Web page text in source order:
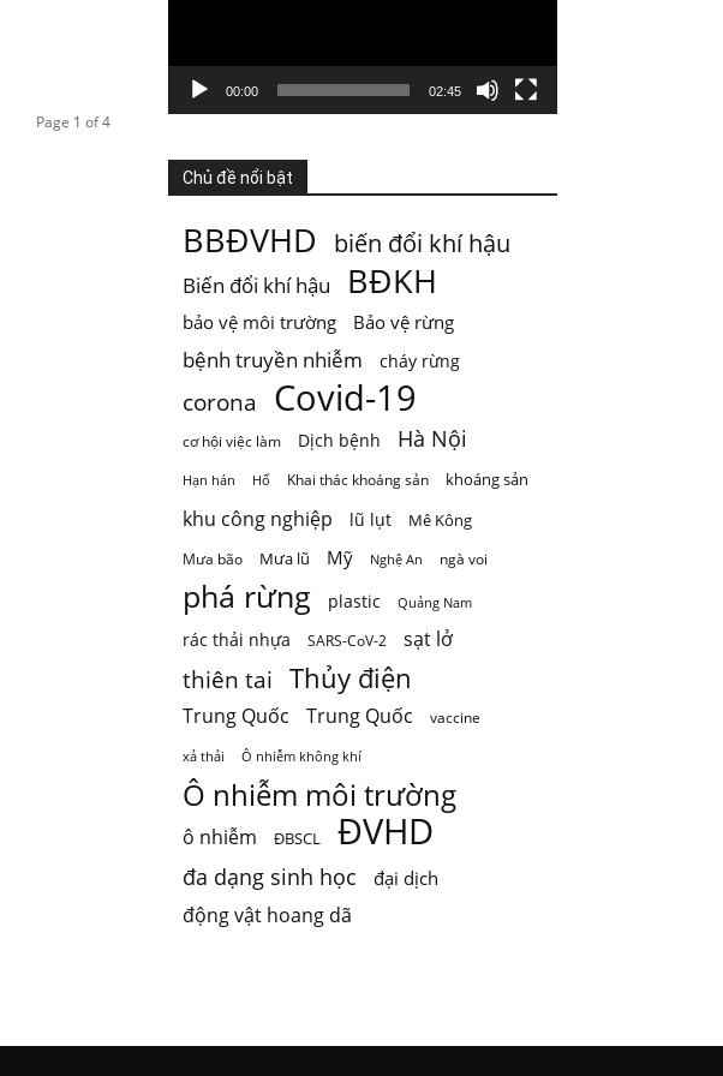
Page 1 of 4
Thiên nhiên thường tạo cho con người cảm
giác rằng mọi thứ vẫn đang t ...Xem thêm
Xem trên Facebook · Chia sẻ
4 ngày trước
GIỚI HẠN SINH THÁI KHÔNG PHẢI LÀ GIỚI
HẠN PHÁT TRIỂN
Nước từ sông được dùng cho sinh hoạt, tưới
ti ...
Photo
Xem trên Facebook
00:00 02:45
Chủ đề nổi bật
BBĐVHD biến đổi khí hậu
Biến đổi khí hậu BĐKH
bảo vệ môi trường Bảo vệ rừng
bệnh truyền nhiễm cháy rừng
corona Covid-19
cơ hội việc làm Dịch bệnh Hà Nội
Hạn hán Hổ Khai thác khoáng sản khoáng sản
khu công nghiệp lũ lụt Mê Kông
Mưa bão Mưa lũ Mỹ Nghệ An ngà voi
phá rừng plastic Quảng Nam
rác thải nhựa SARS-CoV-2 sạt lở
thiên tai Thủy điện
Trung Quốc Trung Quốc vaccine
xả thải Ô nhiễm không khí
Ô nhiễm môi trường
ô nhiễm ĐBSCL ĐVHD
đa dạng sinh học
đại dịch
động vật hoang dã